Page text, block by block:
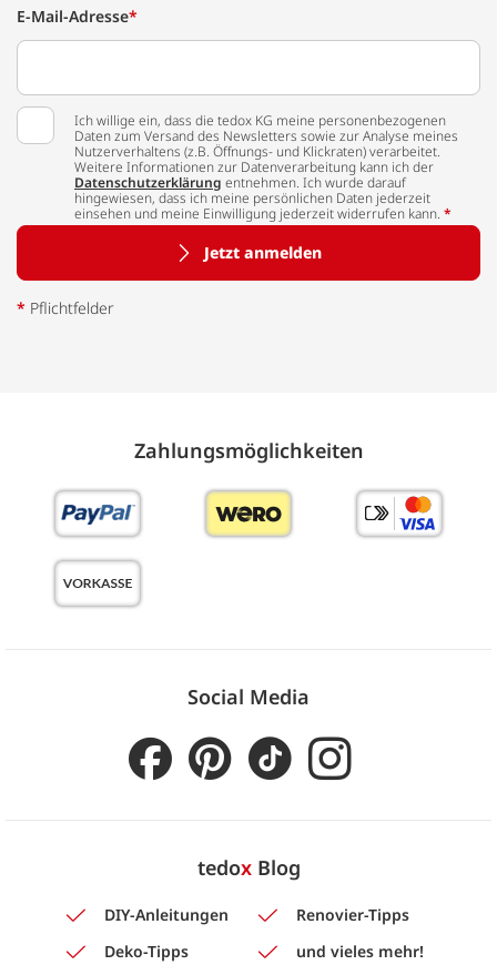
E-Mail-Adresse*
Ich willige ein, dass die tedox KG meine personenbezogenen
Daten zum Versand des Newsletters sowie zur Analyse meines
Nutzerverhaltens (z.B. Öffnungs- und Klickraten) verarbeitet.
Weitere Informationen zur Datenverarbeitung kann ich der
Datenschutzerklärung entnehmen. Ich wurde darauf
hingewiesen, dass ich meine persönlichen Daten jederzeit
einsehen und meine Einwilligung jederzeit widerrufen kann. *
Jetzt anmelden
* Pflichtfelder
Zahlungs­möglich­keiten
Social Media
tedoxBlog
DIY-Anleitungen
Renovier-Tipps
Deko-Tipps
und vieles mehr!